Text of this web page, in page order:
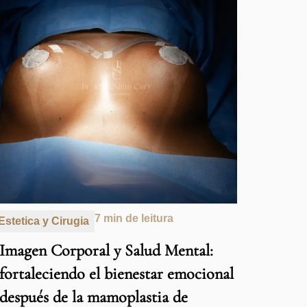
y Cirugia 7 min de leitura
Imagen Corporal y Salud Mental:
fortaleciendo el bienestar emocional
después de la mamoplastia de